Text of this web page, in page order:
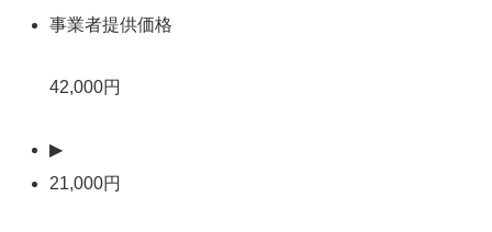
事業者提供価格
42,000円
▶
21,000円